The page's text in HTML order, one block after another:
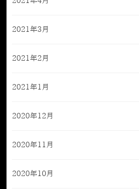
2021年3月
2021年2月
2021年1月
2020年12月
2020年11月
2020年10月